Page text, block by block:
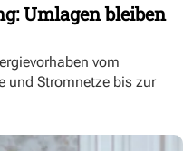
Umlagen bleiben
vom
und Stromnetze bis zur